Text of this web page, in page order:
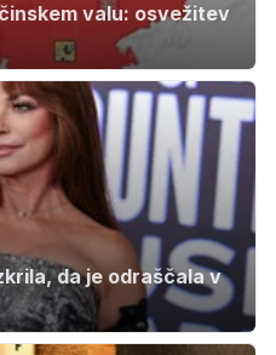
valu: osvežitev
da je odraščala v